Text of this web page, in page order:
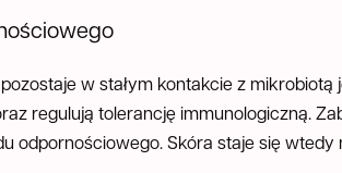
w stałym kontakcie z
regulują tolerancję immunologiczną.
odpornościowego. Skóra staje się